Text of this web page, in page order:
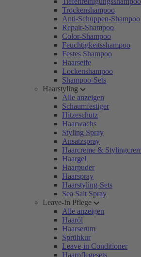
Trockenshampoo
Anti-Schuppen-Shampoo
Repair-Shampoo
Color-Shampoo
Feuchtigkeitsshampoo
Festes Shampoo
Haarseife
Lockenshampoo
Shampoo-Sets
Haarstyling
Alle anzeigen
Schaumfestiger
Hitzeschutz
Haarwachs
Styling Spray
Ansatzspray
Haarcreme &
Haargel
Haarpuder
Haarspray
Haarstyling-Sets
Sea Salt Spray
Leave-In Pflege
Alle anzeigen
Haaröl
Haarserum
Sprühkur
Leave-in Conditioner
Haarpflegesets